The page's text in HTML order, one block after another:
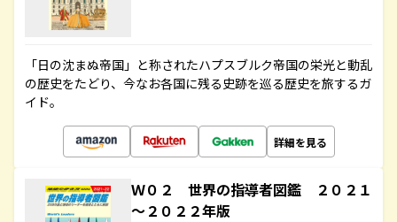
「日の沈まぬ帝国」と称されたハプスブルク帝国の栄光と動乱
の歴史をたどり、今なお各国に残る史跡を巡る歴史を旅するガ
イド。
詳細を見る
Ｗ０２ 世界の指導者図鑑 ２０２１
～２０２２年版